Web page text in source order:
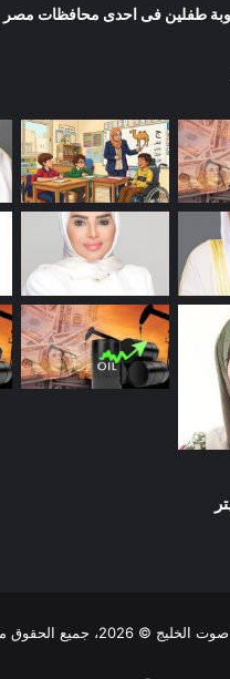
طفلين فى احدى محافظات مصر
© 2026، جميع الحقوق محفوظة |